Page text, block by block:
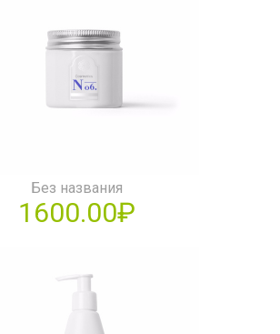
Без названия
1600.00₽